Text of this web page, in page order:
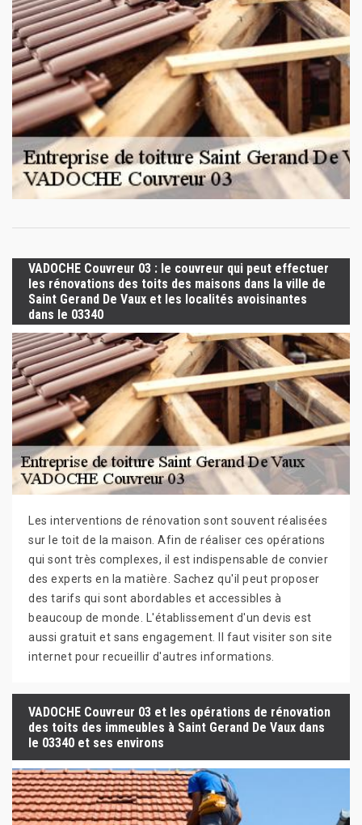
VADOCHE Couvreur 03 : le couvreur qui peut effectuer
les rénovations des toits des maisons dans la ville de
Saint Gerand De Vaux et les localités avoisinantes
dans le 03340
Les interventions de rénovation sont souvent réalisées
sur le toit de la maison. Afin de réaliser ces opérations
qui sont très complexes, il est indispensable de convier
des experts en la matière. Sachez qu'il peut proposer
des tarifs qui sont abordables et accessibles à
beaucoup de monde. L'établissement d'un devis est
aussi gratuit et sans engagement. Il faut visiter son site
internet pour recueillir d'autres informations.
VADOCHE Couvreur 03 et les opérations de rénovation
des toits des immeubles à Saint Gerand De Vaux dans
le 03340 et ses environs